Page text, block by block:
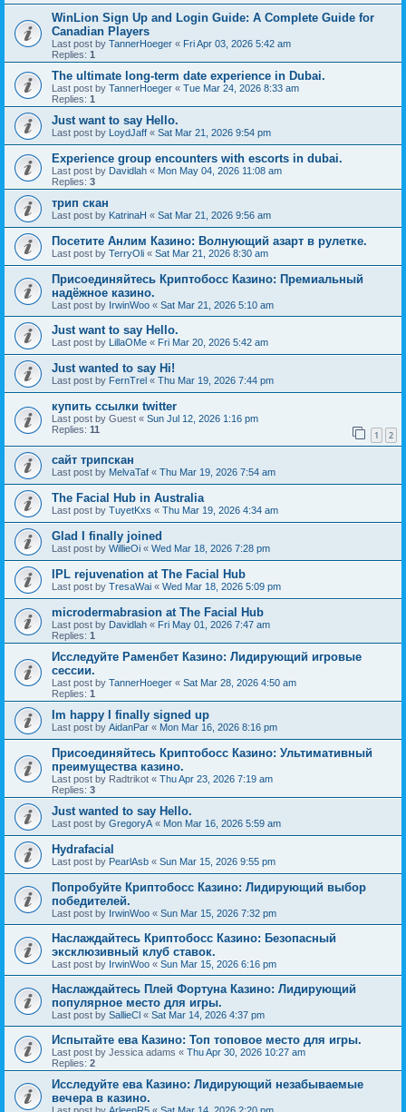
WinLion Sign Up and Login Guide: A Complete Guide for
Canadian Players
Last post by TannerHoeger « Fri Apr 03, 2026 5:42 am
Replies: 1
The ultimate long-term date experience in Dubai.
Last post by TannerHoeger « Tue Mar 24, 2026 8:33 am
Replies: 1
Just want to say Hello.
Last post by LoydJaff « Sat Mar 21, 2026 9:54 pm
Experience group encounters with escorts in dubai.
Last post by Davidlah « Mon May 04, 2026 11:08 am
Replies: 3
трип скан
Last post by KatrinaH « Sat Mar 21, 2026 9:56 am
Посетите Анлим Казино: Волнующий азарт в рулетке.
Last post by TerryOli « Sat Mar 21, 2026 8:30 am
Присоединяйтесь Криптобосс Казино: Премиальный
надёжное казино.
Last post by IrwinWoo « Sat Mar 21, 2026 5:10 am
Just want to say Hello.
Last post by LillaOMe « Fri Mar 20, 2026 5:42 am
Just wanted to say Hi!
Last post by FernTrel « Thu Mar 19, 2026 7:44 pm
купить ссылки twitter
Last post by Guest « Sun Jul 12, 2026 1:16 pm
Replies: 11 1 2
сайт трипскан
Last post by MelvaTaf « Thu Mar 19, 2026 7:54 am
The Facial Hub in Australia
Last post by TuyetKxs « Thu Mar 19, 2026 4:34 am
Glad I finally joined
Last post by WillieOi « Wed Mar 18, 2026 7:28 pm
IPL rejuvenation at The Facial Hub
Last post by TresaWai « Wed Mar 18, 2026 5:09 pm
microdermabrasion at The Facial Hub
Last post by Davidlah « Fri May 01, 2026 7:47 am
Replies: 1
Исследуйте Раменбет Казино: Лидирующий игровые
сессии.
Last post by TannerHoeger « Sat Mar 28, 2026 4:50 am
Replies: 1
Im happy I finally signed up
Last post by AidanPar « Mon Mar 16, 2026 8:16 pm
Присоединяйтесь Криптобосс Казино: Ультимативный
преимущества казино.
Last post by Radtrikot « Thu Apr 23, 2026 7:19 am
Replies: 3
Just wanted to say Hello.
Last post by GregoryA « Mon Mar 16, 2026 5:59 am
Hydrafacial
Last post by PearlAsb « Sun Mar 15, 2026 9:55 pm
Попробуйте Криптобосс Казино: Лидирующий выбор
победителей.
Last post by IrwinWoo « Sun Mar 15, 2026 7:32 pm
Наслаждайтесь Криптобосс Казино: Безопасный
эксклюзивный клуб ставок.
Last post by IrwinWoo « Sun Mar 15, 2026 6:16 pm
Наслаждайтесь Плей Фортуна Казино: Лидирующий
популярное место для игры.
Last post by SallieCl « Sat Mar 14, 2026 4:37 pm
Испытайте ева Казино: Топ топовое место для игры.
Last post by Jessica adams « Thu Apr 30, 2026 10:27 am
Replies: 2
Исследуйте ева Казино: Лидирующий незабываемые
вечера в казино.